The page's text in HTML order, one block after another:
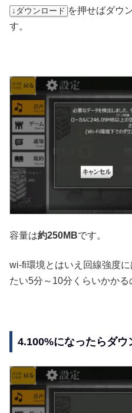
↓ダウンロード を押せばダウ
す。
容量は約250MBです。
wi-fi環境とはいえ回線強度
たい5分～10分くらいかかる
4.100%になったらダウ